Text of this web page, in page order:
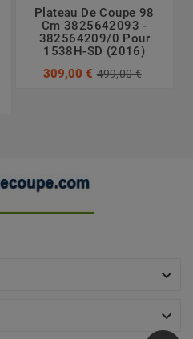
Plateau De Coupe 98
Cm 3825642093 -
382564209/0 Pour
1538H-SD (2016)
309,00 € 499,00 €

